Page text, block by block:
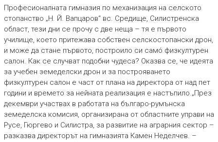
Професионалната гимназия по механизация на селското
стопанство „Н. Й. Вапцаров“ вс. Средище, Силистренска
област, тези дни се прочу с две неща – тя е първото
училище, което притежава собствен селскостопански дрон,
и може да стане първото, построило си самó физкултурен
салон. Как се случват подобни чудеса? Оказва се, че идеята
за учебен земеделски дрон и за построяването
физкултурен салон е част от плана на директора от над пет
години и времето за нейната реализация е настъпило.„През
декември участвах в работата на българо-румънска
земеделска комисия, организирана от областните управи на
Русе, Гюргево и Силистра, за развитие на аграрния сектор –
разказва директорът на гимназията Камен Неделчев. –